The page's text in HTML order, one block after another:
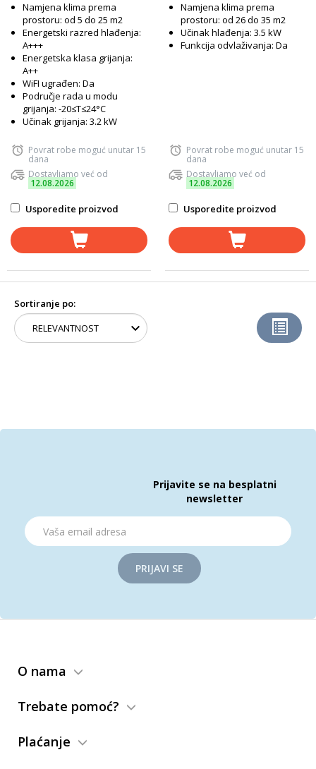
Namjena klima prema
prostoru: od 5 do 25 m2
Energetski razred hlađenja:
A+++
Energetska klasa grijanja:
A++
WiFI ugrađen: Da
Područje rada u modu
grijanja: -20≤T≤24°C
Učinak grijanja: 3.2 kW
Povrat robe moguć unutar 15
dana
Dostavljamo već od
12.08.2026
Usporedite proizvod
Namjena klima prema
prostoru: od 26 do 35 m2
Učinak hlađenja: 3.5 kW
Funkcija odvlaživanja: Da
Povrat robe moguć unutar 15
dana
Dostavljamo već od
12.08.2026
Usporedite proizvod
Sortiranje po:
Prijavite se na besplatni
newsletter
PRIJAVI SE
O nama
Trebate pomoć?
Plaćanje